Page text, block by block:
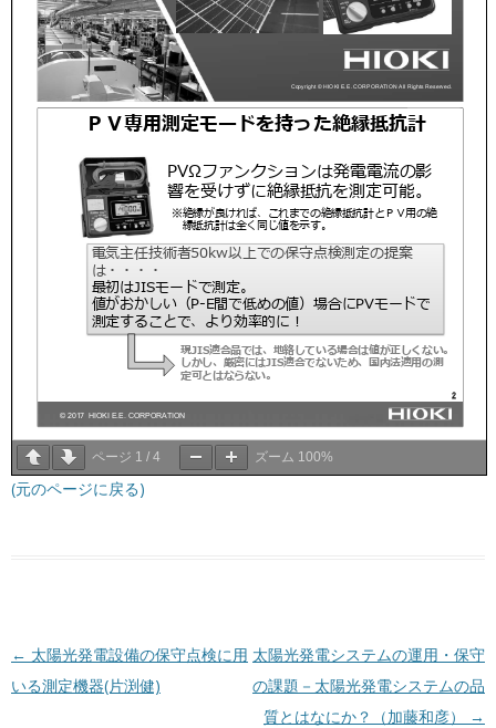
ページ 1 / 4 ズーム 100%
(元のページに戻る)
投稿ナビゲーション
← 太陽光発電設備の保守点検に用
いる測定機器(片渕健)
太陽光発電システムの運用・保守
の課題－太陽光発電システムの品
質とはなにか？（加藤和彦）
→